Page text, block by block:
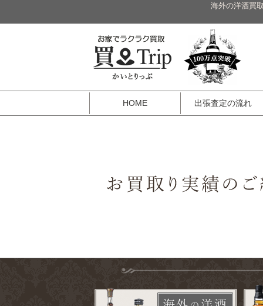
海外の洋酒買
HOME 出張査定の流れ